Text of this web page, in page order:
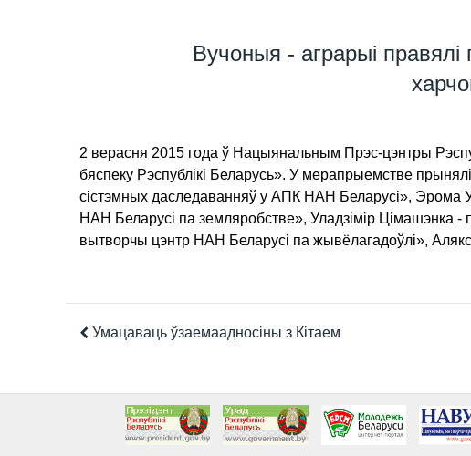
Вучоныя - аграрыі
2 верасня 2015 года ў Нацыянальным Прэс-цэнтры
бяспеку Рэспублікі Беларусь». У мерапрыемстве
сістэмных даследаванняў у АПК НАН Беларусі», Эрома
НАН Беларусі па земляробстве», Уладзімір Цімашэнка
вытворчы цэнтр НАН Беларусі па жывёлагадоўлі»,
Умацаваць ўзаемаадносіны з Кітаем